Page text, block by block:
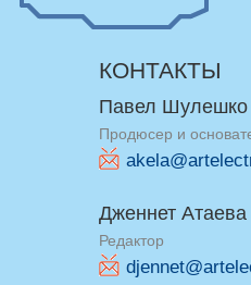
КОНТАКТЫ
Павел Шулешко
Продюсер и
Дженнет Атаева
Редактор